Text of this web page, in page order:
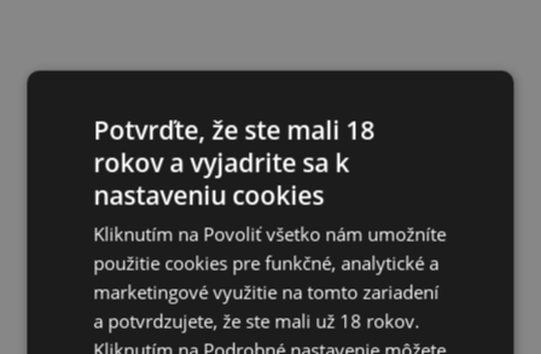
Potvrďte, že ste mali 18
rokov a vyjadrite sa k
nastaveniu cookies
Kliknutím na Povoliť všetko nám umožníte
použitie cookies pre funkčné, analytické a
marketingové využitie na tomto zariadení
a potvrdzujete, že ste mali už 18 rokov.